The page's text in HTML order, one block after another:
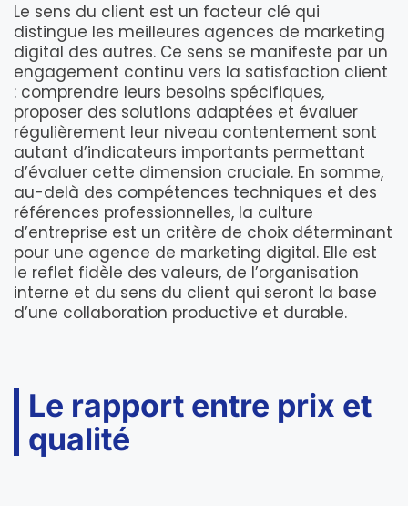
Le sens du client est un facteur clé qui
distingue les meilleures agences de marketing
digital des autres. Ce sens se manifeste par un
engagement continu vers la satisfaction client
: comprendre leurs besoins spécifiques,
proposer des solutions adaptées et évaluer
régulièrement leur niveau contentement sont
autant d’indicateurs importants permettant
d’évaluer cette dimension cruciale. En somme,
au-delà des compétences techniques et des
références professionnelles, la culture
d’entreprise est un critère de choix déterminant
pour une agence de marketing digital. Elle est
le reflet fidèle des valeurs, de l’organisation
interne et du sens du client qui seront la base
d’une collaboration productive et durable.
Le rapport entre prix et
qualité